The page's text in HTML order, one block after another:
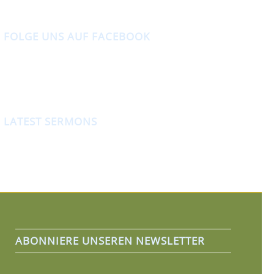
FOLGE UNS AUF FACEBOOK
LATEST SERMONS
ABONNIERE UNSEREN NEWSLETTER